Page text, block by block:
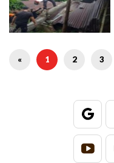
« 1 2 3